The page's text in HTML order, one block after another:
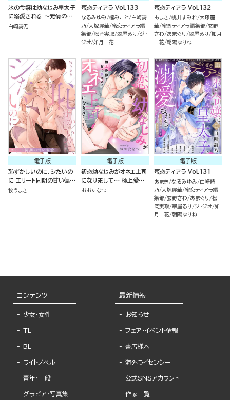
氷の令嬢は幼なじみ皇太子
に溺愛される ～発情の疼
きを甘く満たして～ （1）
白崎詩乃
蜜恋ティアラ Vol.133
なるみゆみ 櫁みこと
白崎詩
乃 大塚麗華 蜜恋ティアラ編
集部 松岡実取 翠屋るり
ジ・
ジオ 如月一花
蜜恋ティアラ Vol.132
あまき 桃井すみれ 大塚麗
華 蜜恋ティアラ編集部 玄野
さわ
あまぐり 翠屋るり
如月
一花 朝陽ゆりね
電子版
恥ずかしいのに、シたいの
に エリート同期の甘い偏愛
（単話版）
牧うまき
電子版
初恋幼なじみがオネエ上司
になりまして… 極上愛撫
で甘く乱される（単話版）
おおたなつ
電子版
蜜恋ティアラ Vol.131
あまき なるみゆみ
白崎詩
乃 大塚麗華 蜜恋ティアラ編
集部 玄野さわ あまぐり
松
岡実取 翠屋るり ジ・ジオ 如
月一花 朝陽ゆりね
コンテンツ
少女・女性
TL
BL
ライトノベル
青年・一般
グラビア・写真集
最新情報
お知らせ
フェア・イベント情報
書店様へ
海外ライセンシー
公式SNSアカウント
作家一覧